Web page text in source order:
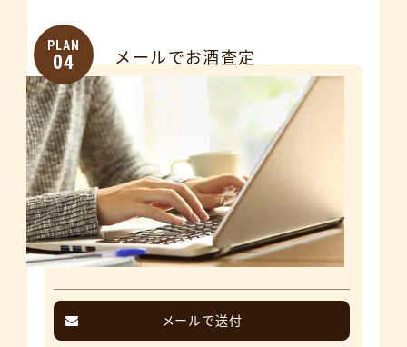
PLAN
04 メールでお酒査定
メールで送付